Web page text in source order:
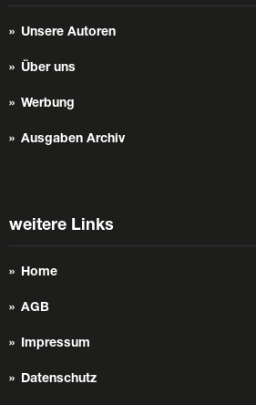
Unsere Autoren
Über uns
Werbung
Ausgaben Archiv
weitere Links
Home
AGB
Impressum
Datenschutz